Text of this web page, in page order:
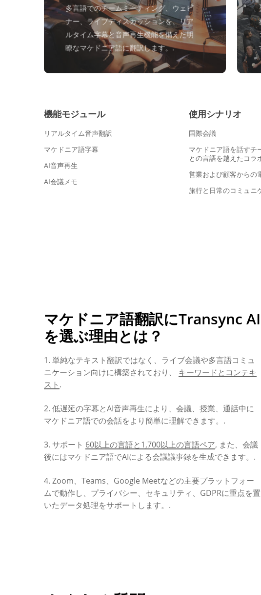
多言語でのチームミーティング、ウェビ
ナー、ライブディスカッションを、リア
ルタイム字幕と音声再生機能を備えた明
瞭なマケドニア語に翻訳します。.
機能モジュール
リアルタイム音声翻訳
マケドニア語字幕
AI音声再生
AI会議メモ
使用シナリオ
国際会議
マケドニア語を話すチ
との言語を越えたコラ
営業および顧客からの
旅行と日常のコミュニ
マケドニア語翻訳にTransync AI
を選ぶ理由とは？
1. 単純なテキスト翻訳ではなく、ライブ会議や多言語コミュ
ニケーション向けに構築されており、 キーワードとコンテキ
スト .
2. 低遅延の字幕とAI音声再生により、会議、授業、通話中に
マケドニア語での会話をより簡単に理解できます。.
3. サポート 60以上の言語と1,700以上の言語ペア, また、会議
後にはマケドニア語でAIによる会議議事録を生成できます。.
4. Zoom、Teams、Google Meetなどの主要プラットフォー
ムで動作し、プライバシー、セキュリティ、GDPRに重点を置
いたデータ処理をサポートします。.